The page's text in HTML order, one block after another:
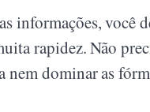
informações, você
rapidez. Não
nem dominar as